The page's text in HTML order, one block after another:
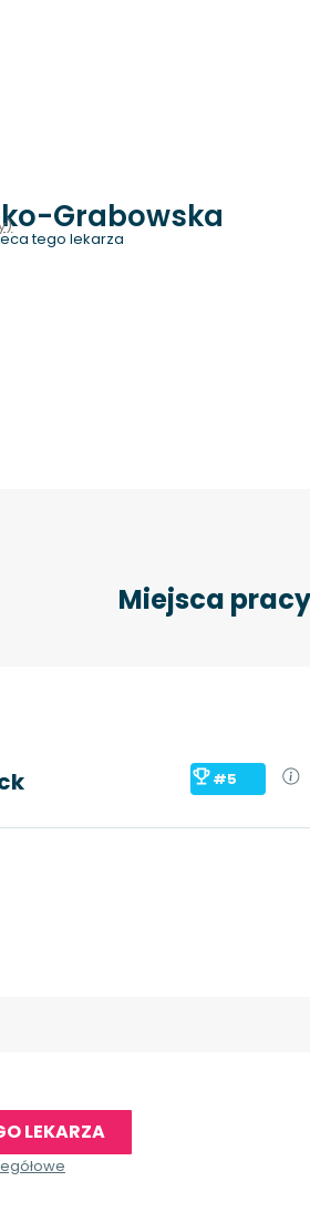
Grabowska
tego lekarza
Miejsca
#5
LEKARZA